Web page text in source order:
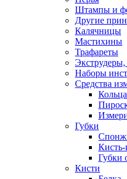
Штампы и
Другие
Калячницы
Мастихины
Трафареты
Наборы
Средства
Губки
Кисть-
Губки
Кисти